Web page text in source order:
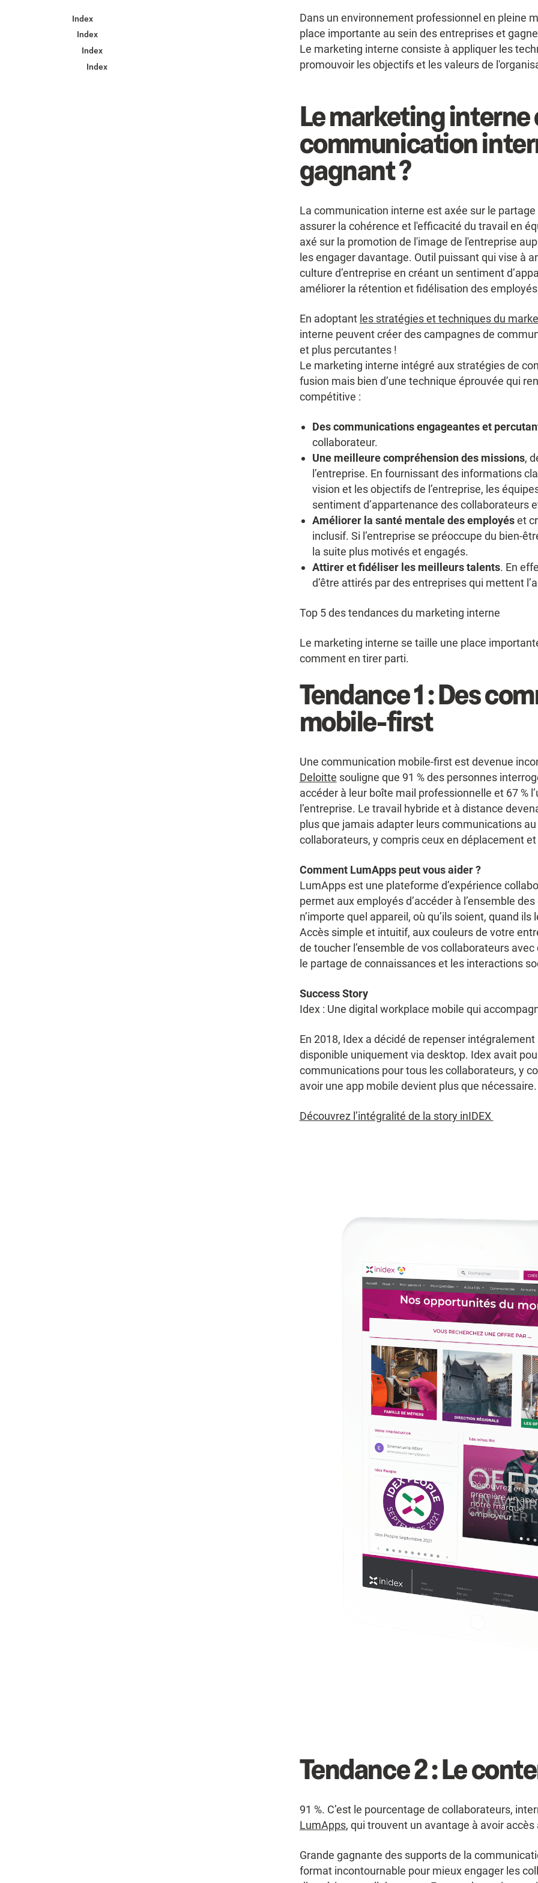
Index
Index
Index
Index
Dans un environnement professionnel en pleine
place importante au sein des entreprises et
Le marketing interne consiste à appliquer les
promouvoir les objectifs et les valeurs de
Le marketing interne
communication
gagnant ?
La communication interne est axée sur le
assurer la cohérence et l'efficacité du travail en
axé sur la promotion de l'image de l'entreprise
les engager davantage. Outil puissant qui vise à
culture d’entreprise en créant un sentiment
améliorer la rétention et fidélisation des
En adoptant les stratégies et techniques du
interne peuvent créer des campagnes de
et plus percutantes !
Le marketing interne intégré aux stratégies de
fusion mais bien d’une technique éprouvée qui
compétitive :
Des communications engageantes et
collaborateur.
Une meilleure compréhension des missions,
l’entreprise. En fournissant des informations
vision et les objectifs de l’entreprise, les
sentiment d’appartenance des collaborateurs
Améliorer la santé mentale des employéset
inclusif. Si l’entreprise se préoccupe du bien-
la suite plus motivés et engagés.
Attirer et fidéliser les meilleurs talents. En
d’être attirés par des entreprises qui mettent
Top 5 des tendances du marketing interne
Le marketing interne se taille une place
comment en tirer parti.
Tendance 1 : Des
mobile-first
Une communication mobile-first est devenue
Deloitte souligne que 91 % des personnes
accéder à leur boîte mail professionnelle et 67 %
l’entreprise. Le travail hybride et à distance
plus que jamais adapter leurs communications
collaborateurs, y compris ceux en déplacement
Comment LumApps peut vous aider ?
LumApps est une plateforme d’expérience
permet aux employés d’accéder à l’ensemble
n’importe quel appareil, où qu’ils soient, quand
Accès simple et intuitif, aux couleurs de votre
de toucher l’ensemble de vos collaborateurs
le partage de connaissances et les interactions
Success Story
Idex : Une digital workplace mobile qui
En 2018, Idex a décidé de repenser
disponible uniquement via desktop. Idex avait
communications pour tous les collaborateurs, y
avoir une app mobile devient plus que
Découvrez l’intégralité de la story inIDEX
Tendance 2 : Le
91 %. C’est le pourcentage de collaborateurs,
LumApps, qui trouvent un avantage à avoir
Grande gagnante des supports de la
format incontournable pour mieux engager les